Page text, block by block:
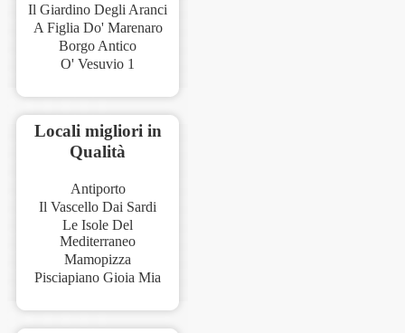
Il Giardino Degli Aranci
A Figlia Do' Marenaro
Borgo Antico
O' Vesuvio 1
Locali migliori in
Qualità
Antiporto
Il Vascello Dai Sardi
Le Isole Del
Mediterraneo
Mamopizza
Pisciapiano Gioia Mia